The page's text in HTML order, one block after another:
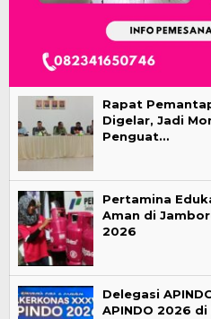
Rapat
Digelar, Jadi
Penguat…
Pertamina
Aman di
2026
Delegasi
APINDO 2026